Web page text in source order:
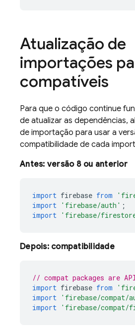
Atualização de
importações
compatíveis
Para que o código continue
de atualizar as dependências,
de importação para usar a
compatibilidade de cada
Antes: versão 8 ou anterior
import firebase from
import 'firebase/auth' ;
import 'firebase/
Depois: compatibilidade
// compat packages are
import firebase from
import 'firebase/compat/
import 'firebase/compat/